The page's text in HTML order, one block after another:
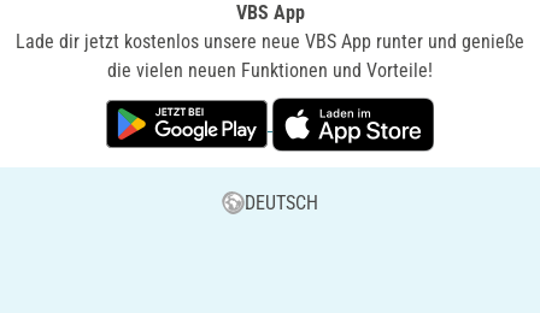
VBS App
Lade dir jetzt kostenlos unsere neue VBS App runter und genieße
die vielen neuen Funktionen und Vorteile!
DEUTSCH